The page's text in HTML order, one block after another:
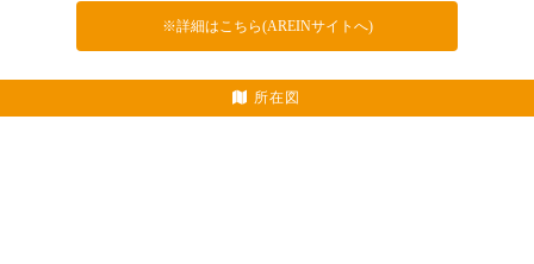
※詳細はこちら(AREINサイトへ)
所在図